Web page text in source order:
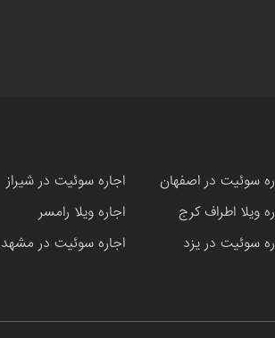
سوئیت در اصفهان
اجاره سوئیت در شیراز
ویلا اطراف کرج
اجاره ویلا رامسر
سوئیت در یزد اجاره سوئیت در مشهد